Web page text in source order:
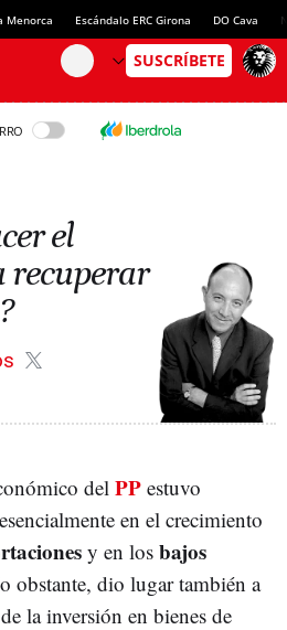
Menorca Escándalo ERC Girona DO Cava
el
recuperar
del PP estuvo
en el crecimiento
y en los bajos
obstante, dio lugar también a
la inversión en bienes de